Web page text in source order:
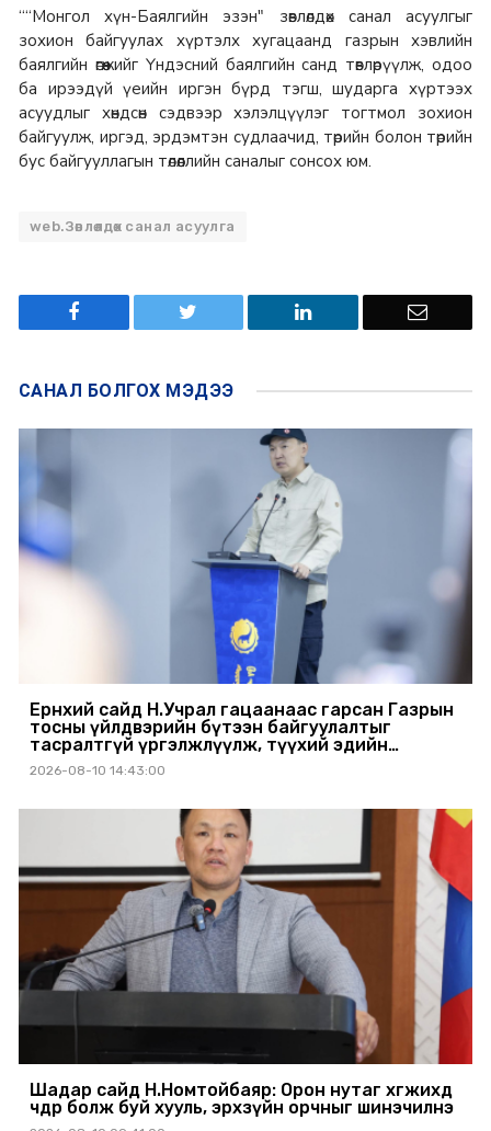
““Монгол хүн-Баялгийн эзэн" зөвлөлдөх санал асуулгыг
зохион байгуулах хүртэлх хугацаанд газрын хэвлийн
баялгийн өгөөжийг Үндэсний баялгийн санд төвлөрүүлж, одоо
ба ирээдүй үеийн иргэн бүрд тэгш, шударга хүртээх
асуудлыг хөндсөн сэдвээр хэлэлцүүлэг тогтмол зохион
байгуулж, иргэд, эрдэмтэн судлаачид, төрийн болон төрийн
бус байгууллагын төлөөллийн саналыг сонсох юм.
web.Зөвлөлдөх санал асуулга
САНАЛ БОЛГОХ МЭДЭЭ
Ерөнхий сайд Н.Учрал гацаанаас гарсан Газрын
тосны үйлдвэрийн бүтээн байгуулалтыг
тасралтгүй үргэлжлүүлж, түүхий эдийн
хангамжийг баталгаажуулах үүрэг өгөв
2026-08-10 14:43:00
Шадар сайд Н.Номтойбаяр: Орон нутаг хөгжихөд
чөдөр болж буй хууль, эрхзүйн орчныг шинэчилнэ